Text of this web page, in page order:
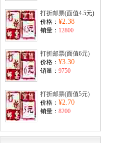
打折邮票(面值4.5元)
价格： ¥2.38
销量： 12800
打折邮票(面值6元)
价格： ¥3.30
销量： 9750
打折邮票(面值5元)
价格： ¥2.70
销量： 8200